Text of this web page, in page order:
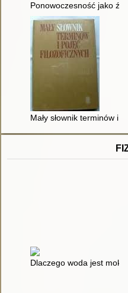
Ponowoczesność jako
Mały słownik terminów i
Dlaczego woda jest